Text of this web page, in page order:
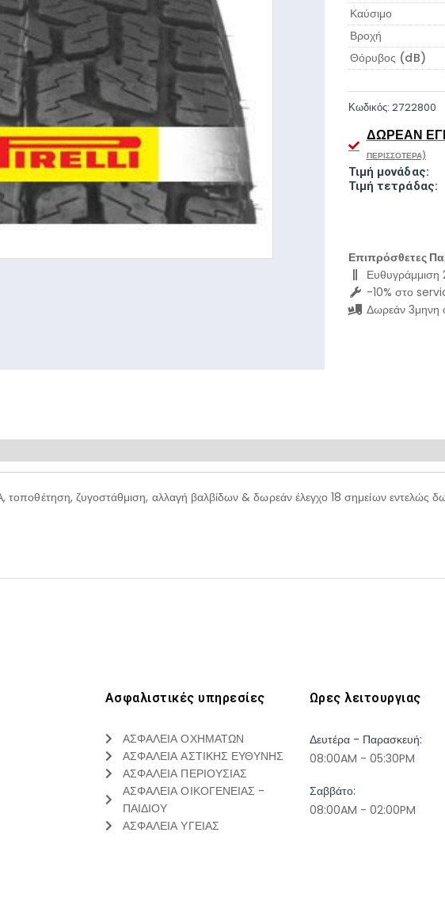
Καύσιμο
Βροχή
Θόρυβος (dB)
Κωδικός:2722800
ΔΩΡΕΆΝ
ΠΕΡΙΣΣΌΤΕΡΑ)
Τιμή μονάδας:
Τιμή τετράδας:
Επιπρόσθετες
Ευθυγράμμιση
-10% στο
Δωρεάν 3μηνη
τοποθέτηση, ζυγοστάθμιση, αλλαγή βαλβίδων & δωρεάν έλεγχο 18 σημείων εντελώς
Ασφαλιστικές υπηρεσίες
ΑΣΦΑΛΕΙΑ ΟΧΗΜΑΤΩΝ
ΑΣΦΑΛΕΙΑ ΑΣΤΙΚΗΣ ΕΥΘΥΝΗΣ
ΑΣΦΑΛΕΙΑ ΠΕΡΙΟΥΣΙΑΣ
ΑΣΦΑΛΕΙΑ ΟΙΚΟΓΕΝΕΙΑΣ -
ΠΑΙΔΙΟΥ
ΑΣΦΑΛΕΙΑ ΥΓΕΙΑΣ
Ωρες λειτουργιας
Δευτέρα - Παρασκευή:
08:00AM - 05:30PM
Σαββάτο:
08:00AM - 02:00PM